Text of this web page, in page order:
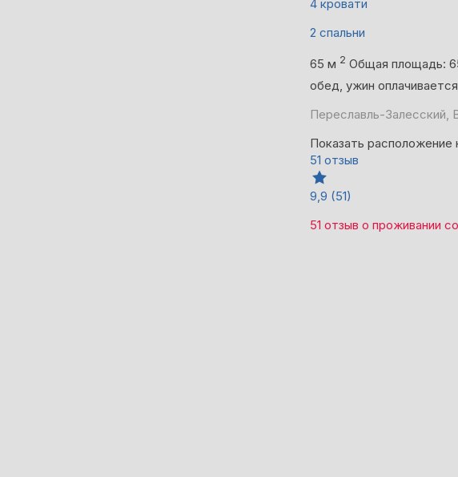
4 кровати
2 спальни
65 м 2 Общая площадь:
обед, ужин
Переславль-Залесский,
Показать расположение
51 отзыв
9,9 (51)
51 отзыв о проживании